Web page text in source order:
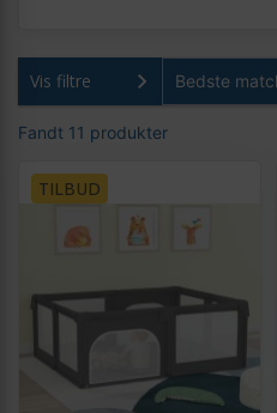
Vis filtre
Fandt 11 produkter
TILBUD